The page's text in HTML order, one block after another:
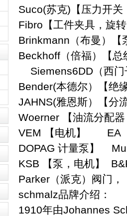
Suco(苏克)【压力开
Fibro【工件夹具，旋
Brinkmann（布曼）
Beckhoff（倍福）【
Siemens6DD（西门
Bender(本德尔）【绝
JAHNS(雅恩斯）【
Woerner 【油流分配
VEM 【电机】 EA
DOPAG 计量泵】
KSB 【泵，电机】
Parker（派克）阀门
schmalz品牌介绍：
1910年由Johannes